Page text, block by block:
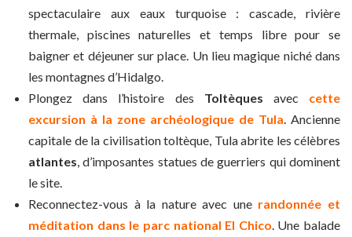
spectaculaire aux eaux turquoise : cascade, rivière
thermale, piscines naturelles et temps libre pour se
baigner et déjeuner sur place. Un lieu magique niché dans
les montagnes d’Hidalgo.
Plongez dans l’histoire des Toltèques avec cette
excursion à la zone archéologique de Tula . Ancienne
capitale de la civilisation toltèque, Tula abrite les célèbres
atlantes , d’imposantes statues de guerriers qui dominent
le site.
Reconnectez-vous à la nature avec une randonnée et
méditation dans le parc national El Chico . Une balade